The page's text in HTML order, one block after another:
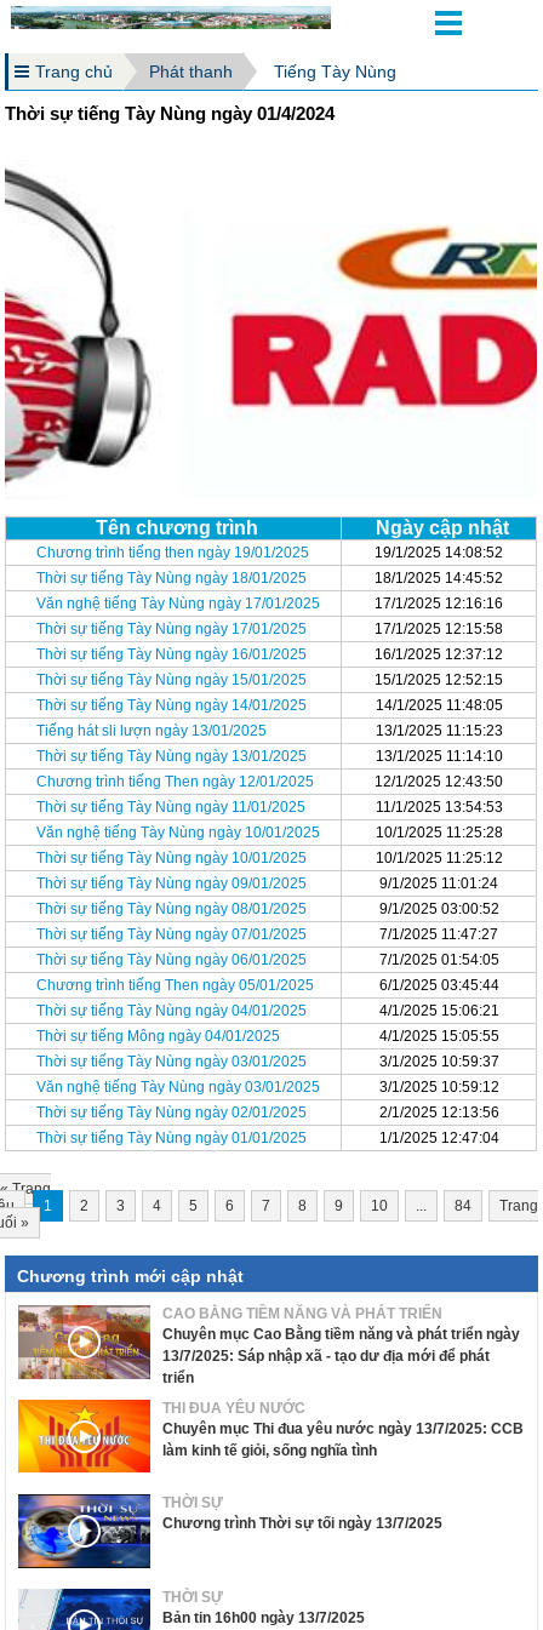
Trang chủ Phát thanh Tiếng Tày Nùng
Thời sự tiếng Tày Nùng ngày 01/4/2024
Tên chương trình Ngày cập nhật
Chương trình tiếng then ngày 19/01/2025
19/1/2025 14:08:52
Thời sự tiếng Tày Nùng ngày 18/01/2025
18/1/2025 14:45:52
Văn nghệ tiếng Tày Nùng ngày 17/01/2025
17/1/2025 12:16:16
Thời sự tiếng Tày Nùng ngày 17/01/2025
17/1/2025 12:15:58
Thời sự tiếng Tày Nùng ngày 16/01/2025
16/1/2025 12:37:12
Thời sự tiếng Tày Nùng ngày 15/01/2025
15/1/2025 12:52:15
Thời sự tiếng Tày Nùng ngày 14/01/2025
14/1/2025 11:48:05
Tiếng hát sli lượn ngày 13/01/2025
13/1/2025 11:15:23
Thời sự tiếng Tày Nùng ngày 13/01/2025
13/1/2025 11:14:10
Chương trình tiếng Then ngày 12/01/2025
12/1/2025 12:43:50
Thời sự tiếng Tày Nùng ngày 11/01/2025
11/1/2025 13:54:53
Văn nghệ tiếng Tày Nùng ngày 10/01/2025
10/1/2025 11:25:28
Thời sự tiếng Tày Nùng ngày 10/01/2025
10/1/2025 11:25:12
Thời sự tiếng Tày Nùng ngày 09/01/2025
9/1/2025 11:01:24
Thời sự tiếng Tày Nùng ngày 08/01/2025
9/1/2025 03:00:52
Thời sự tiếng Tày Nùng ngày 07/01/2025
7/1/2025 11:47:27
Thời sự tiếng Tày Nùng ngày 06/01/2025
7/1/2025 01:54:05
Chương trình tiếng Then ngày 05/01/2025
6/1/2025 03:45:44
Thời sự tiếng Tày Nùng ngày 04/01/2025
4/1/2025 15:06:21
Thời sự tiếng Mông ngày 04/01/2025
4/1/2025 15:05:55
Thời sự tiếng Tày Nùng ngày 03/01/2025
3/1/2025 10:59:37
Văn nghệ tiếng Tày Nùng ngày 03/01/2025
3/1/2025 10:59:12
Thời sự tiếng Tày Nùng ngày 02/01/2025
2/1/2025 12:13:56
Thời sự tiếng Tày Nùng ngày 01/01/2025
1/1/2025 12:47:04
«Trang
1 2 3 4 5 6 7 8 9 10 ... 84
Trang
»
Chương trình mới cập nhật
CAO BẰNG TIỀM NĂNG VÀ PHÁT TRIỂN
Chuyên mục Cao Bằng tiềm năng và phát triển ngày
13/7/2025: Sáp nhập xã - tạo dư địa mới để phát
triển
THI ĐUA YÊU NƯỚC
Chuyên mục Thi đua yêu nước ngày 13/7/2025: CCB
làm kinh tế giỏi, sống nghĩa tình
THỜI SỰ
Chương trình Thời sự tối ngày 13/7/2025
THỜI SỰ
Bản tin 16h00 ngày 13/7/2025